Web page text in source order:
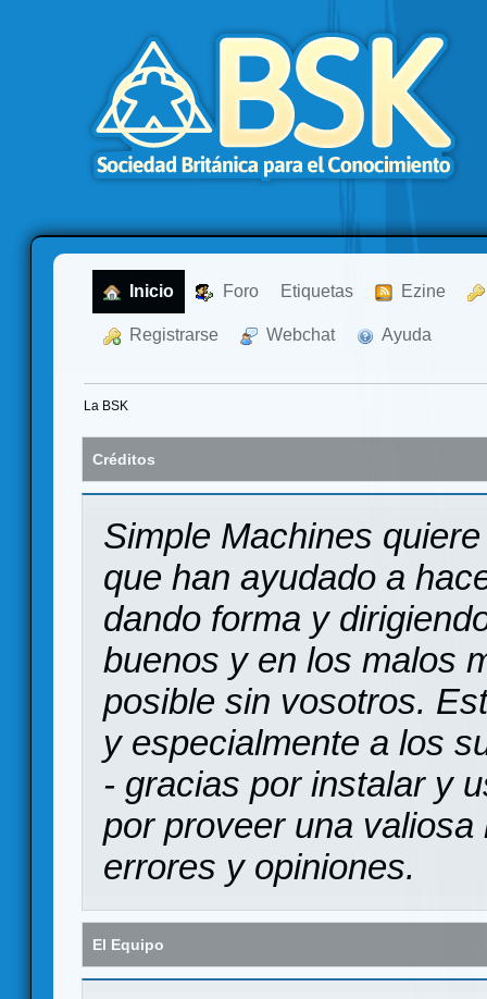
Inicio Foro Etiquetas Ezine
Registrarse Webchat Ayuda
La BSK
Créditos
Simple Machines
que han ayudado a
dando forma y
buenos y en los malos
posible sin vosotros.
y especialmente a los
- gracias por instalar y
por proveer una
errores y opiniones.
El Equipo